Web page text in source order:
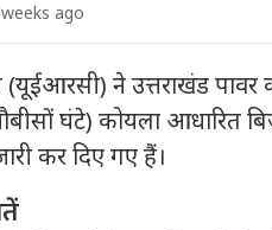
ago
(यूईआरसी) ने उत्तराखंड
घंटे) कोयला आधारित
कर दिए गए हैं।